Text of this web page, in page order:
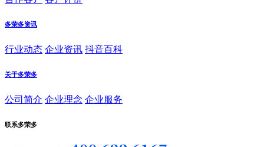
多荣多资讯
行业动态 企业资讯 抖音百科
关于多荣多
公司简介 企业理念 企业服务
联系多荣多